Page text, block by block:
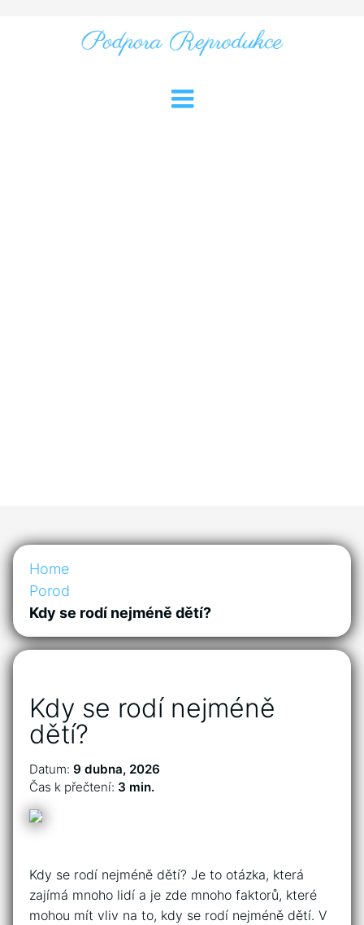
Home
Porod
Kdy se rodí nejméně dětí?
Kdy se rodí nejméně
dětí?
Datum: 9 dubna, 2026
Čas k přečtení: 3 min.
Kdy se rodí nejméně dětí? Je to otázka, která
zajímá mnoho lidí a je zde mnoho faktorů, které
mohou mít vliv na to, kdy se rodí nejméně dětí. V